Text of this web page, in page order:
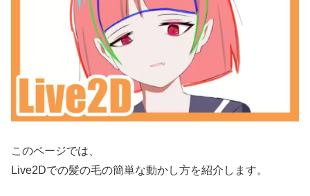
このページでは、
Live2Dでの髪の毛の簡単な動かし方を紹介します。